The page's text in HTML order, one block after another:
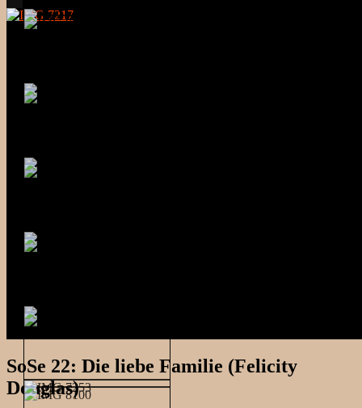
SoSe 22: Die liebe Familie (Felicity
Douglas)